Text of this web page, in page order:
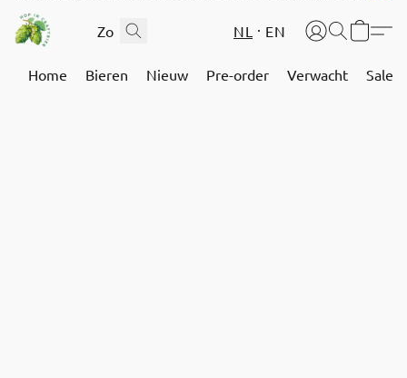
NL EN
Home Bieren Nieuw Pre-order Verwacht Sale